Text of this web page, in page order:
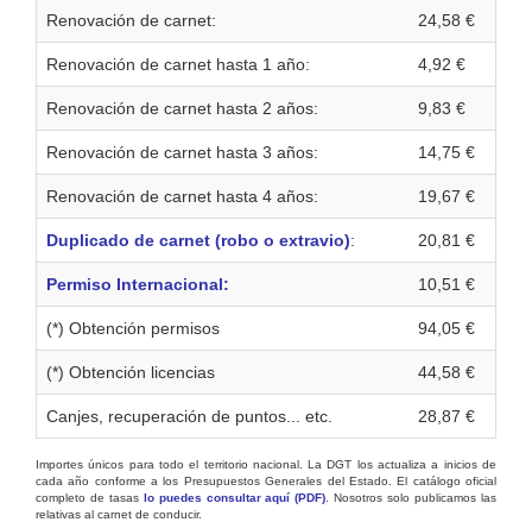
Renovación de carnet: 24,58 €
Renovación de carnet hasta 1 año: 4,92 €
Renovación de carnet hasta 2 años: 9,83 €
Renovación de carnet hasta 3 años: 14,75 €
Renovación de carnet hasta 4 años: 19,67 €
Duplicado de carnet (robo o extravio): 20,81 €
Permiso Internacional: 10,51 €
(*) Obtención permisos 94,05 €
(*) Obtención licencias 44,58 €
Canjes, recuperación de puntos... etc. 28,87 €
Importes únicos para todo el territorio nacional. La DGT los actualiza a inicios de
cada año conforme a los Presupuestos Generales del Estado. El catálogo oficial
completo de tasas lo puedes consultar aquí (PDF) . Nosotros solo publicamos las
relativas al carnet de conducir.